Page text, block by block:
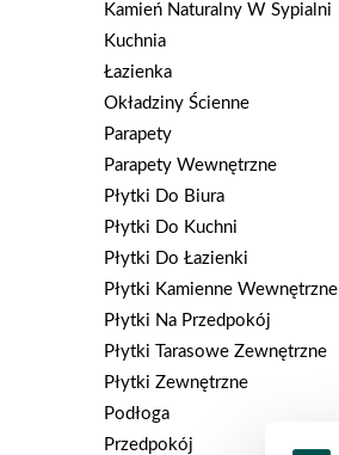
Kamień Naturalny W Sypialni
Kuchnia
Łazienka
Okładziny Ścienne
Parapety
Parapety Wewnętrzne
Płytki Do Biura
Płytki Do Kuchni
Płytki Do Łazienki
Płytki Kamienne Wewnętrzne
Płytki Na Przedpokój
Płytki Tarasowe Zewnętrzne
Płytki Zewnętrzne
Podłoga
Przedpokój